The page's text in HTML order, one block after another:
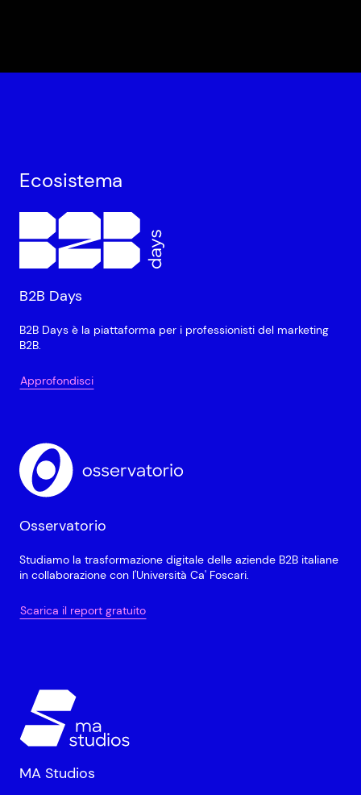
Ecosistema
B2B Days
B2B Days è la piattaforma per i professionisti del marketing
B2B.
Approfondisci
Osservatorio
Studiamo la trasformazione digitale delle aziende B2B italiane
in collaborazione con l'Università Ca' Foscari.
Scarica il report gratuito
MA Studios